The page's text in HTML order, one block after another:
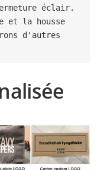
éclair.
et la housse
d'autres